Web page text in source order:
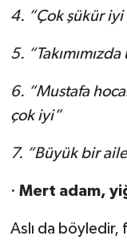
4. “Çok şükür
5.
6. “Mustafa
çok iyi”
7. “Büyük bir
· Mert adam,
Aslı da